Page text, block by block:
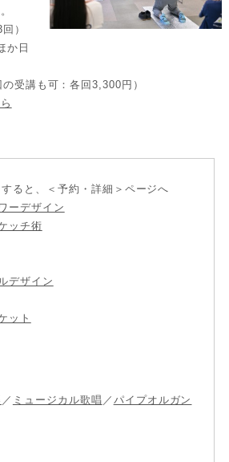
）
か日
受講も可：各回3,300円）
ると、＜予約・詳細＞ページへ
ーデザイン
ッチ術
デザイン
ット
／ ミュージカル歌唱 ／ パイプオルガン